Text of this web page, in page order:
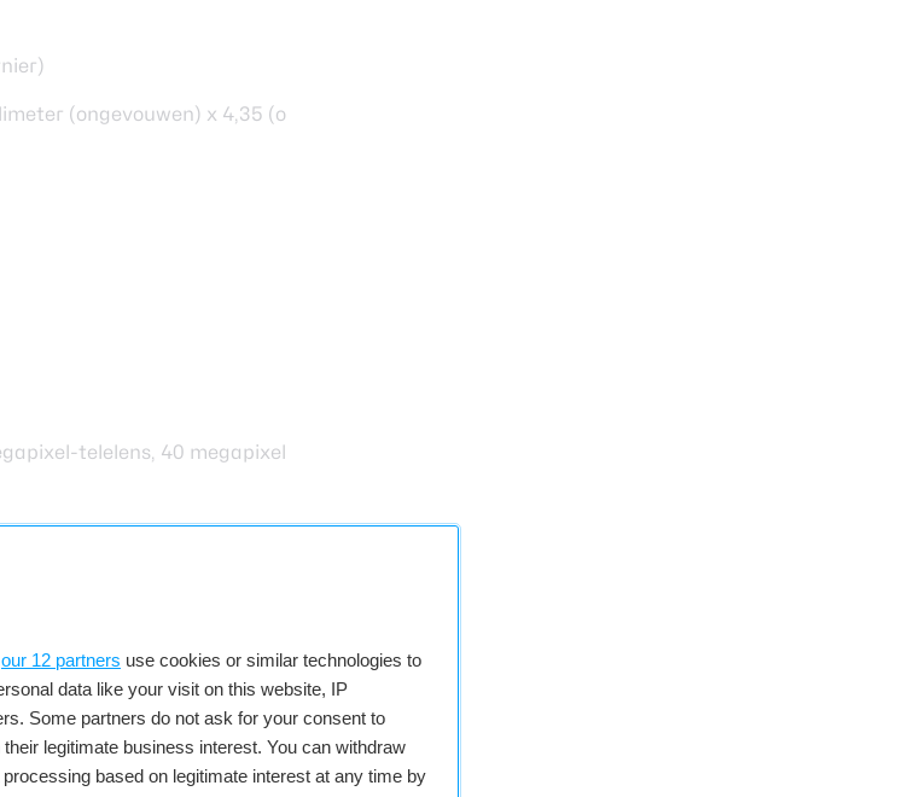
our 12 partners use cookies or similar technologies to
data like your visit on this website, IP
Some partners do not ask for your consent to
legitimate business interest. You can withdraw
based on legitimate interest at any time by
(ongevouwen) x 4,35 (ongevouwen) of 9,2 (gevouwen), 226 gram
telelens, 40 megapixel-groothoeklens
Black
toestel is niet bepaald vrij
meerdere stunts uit om de